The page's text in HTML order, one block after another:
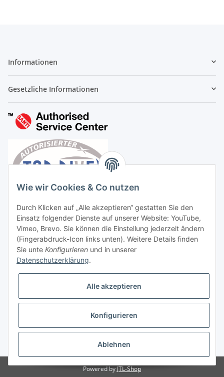
Informationen
Gesetzliche Informationen
Vertrag widerrufen
* Alle Preise inkl. gesetzlicher USt., zzgl.Versand
Powered byJTL-Shop
Wie wir Cookies & Co nutzen
Durch Klicken auf „Alle akzeptieren“ gestatten Sie den
Einsatz folgender Dienste auf unserer Website: YouTube,
Vimeo, Brevo. Sie können die Einstellung jederzeit ändern
(Fingerabdruck-Icon links unten). Weitere Details finden
Sie unte Konfigurieren und in unserer
Datenschutzerklärung.
Alle akzeptieren
Konfigurieren
Ablehnen